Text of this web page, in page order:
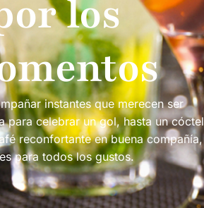
los
instantes que merecen ser
para celebrar un gol, hasta un cóctel
reconfortante en buena compañía,
para todos los gustos.